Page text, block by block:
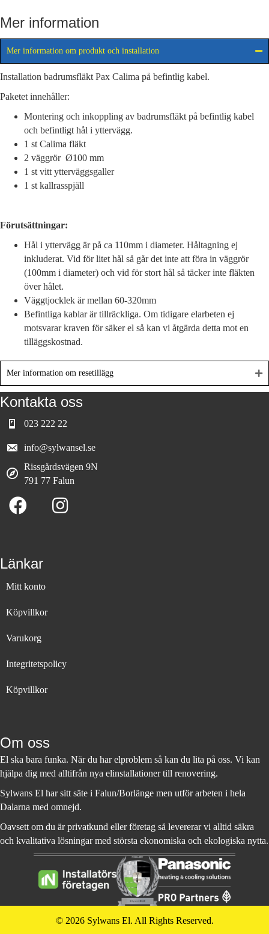
Mer information
Mer information om produkt och installation
Installation badrumsfläkt Pax Calima på befintlig kabel.
Paketet innehåller:
Montering och inkoppling av badrumsfläkt på befintlig kabel
och befintligt hål i yttervägg.
1 st Calima fläkt
2 väggrör Ø100 mm
1 st vitt ytterväggsgaller
1 st kallrasspjäll
Förutsättningar:
Hål i yttervägg är på ca 110mm i diameter. Håltagning ej
inkluderat. Vid för litet hål så går det inte att föra in väggrör
(100mm i diameter) och vid för stort hål så täcker inte fläkten
över hålet.
Väggtjocklek är mellan 60-320mm
Befintliga kablar är tillräckliga. Om tidigare elarbeten ej
motsvarar kraven för säker el så kan vi åtgärda detta mot en
tilläggskostnad.
Mer information om resetillägg
Kontakta oss
023 222 22
info@sylwansel.se
Rissgårdsvägen 9N
791 77 Falun
Länkar
Mitt konto
Köpvillkor
Varukorg
Integritetspolicy
Köpvillkor
Om oss
El ska bara funka. När du har elproblem så kan du lita på oss. Vi kan
hjälpa dig med alltifrån nya elinstallationer till renovering.
Sylwans El har sitt säte i Falun/Borlänge men utför arbeten i hela
Dalarna med omnejd.
Oavsett om du är privatkund eller företag så levererar vi alltid säkra
och kvalitativa lösningar med största ekonomiska och ekologiska nytta.
© 2026 Sylwans El. All Rights Reserved.